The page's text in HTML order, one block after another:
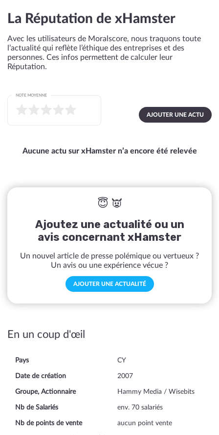
La Réputation de xHamster
Avec les utilisateurs de Moralscore, nous traquons toute
l’actualité qui reflète l’éthique des entreprises et des
personnes. Ces infos permettent de calculer leur
Réputation.
AJOUTER UNE ACTU
NOTE MOYENNE
Aucune actu sur xHamster n’a encore été relevée
😇 👿
Ajoutez une actualité ou un
avis concernant xHamster
Un nouvel article de presse polémique ou vertueux ?
Un avis ou une expérience vécue ?
AJOUTER UNE ACTUALITÉ
En un coup d'œil
Pays CY
Date de création 2007
Groupe, Actionnaire Hammy Media / Wisebits
Nb de Salariés env. 70 salariés
Nb de points de vente aucun point vente